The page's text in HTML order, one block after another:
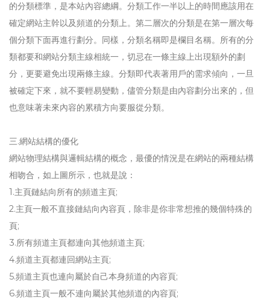
的分類標準，是本站內容總綱。分類工作一半以上的時間應該用在
確定網站主幹以及頻道的分類上。第二層次的分類是在第一層次每
個分類下面再進行劃分。同樣，分類名稱即是欄目名稱。所有的分
類都要和網站分類主線相統一，切忌在一條主線上出現額外的劃
分，更要避免出現兩條主線。分類即代表著用戶的需求傾向，一旦
被確定下來，就不要輕易變動，儘管分類是由內容劃分出來的，但
也意味著未來內容的累積方向要服從分類。
三.網站結構的優化
網站物理結構與邏輯結構的概念，最優的情況是在網站的兩種結構
相吻合，如上圖所示，也就是說：
1.主頁鏈結向所有的頻道主頁;
2.主頁一般不直接鏈結向內容頁，除非是你非常想推的幾個特殊的
頁;
3.所有頻道主頁都連向其他頻道主頁;
4.頻道主頁都連回網站主頁;
5.頻道主頁也連向屬於自己本身頻道的內容頁;
6.頻道主頁一般不連向屬於其他頻道的內容頁;